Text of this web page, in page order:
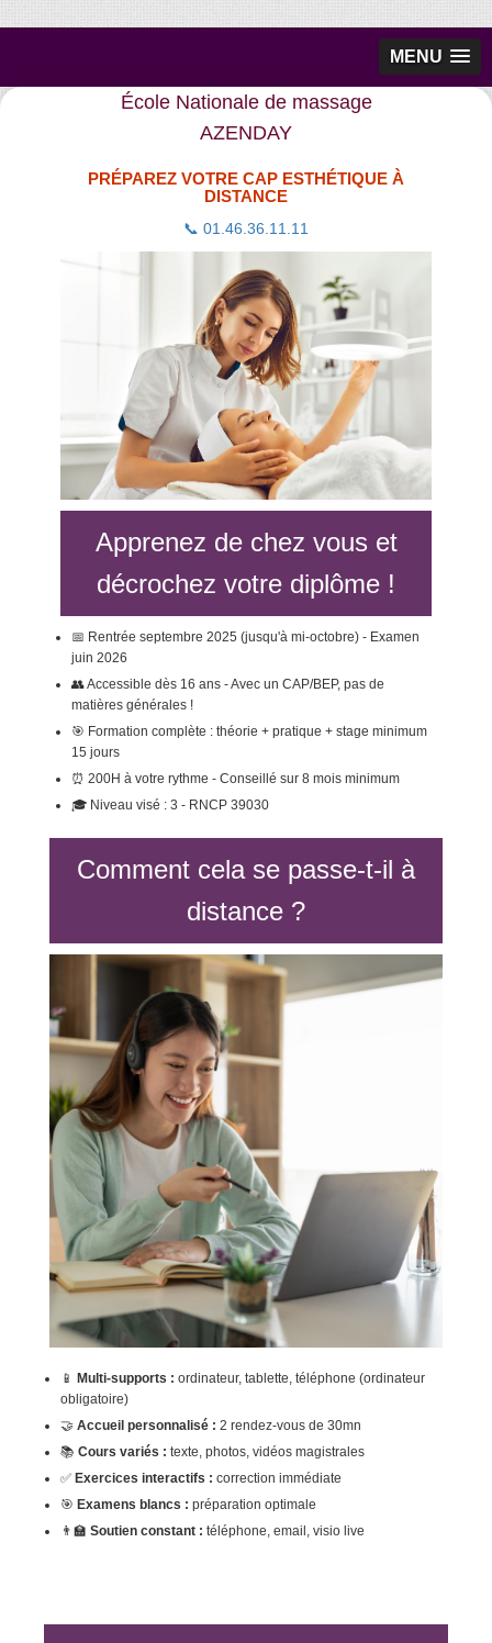
MENU
École Nationale de massage
AZENDAY
PRÉPAREZ VOTRE CAP ESTHÉTIQUE À
DISTANCE
📞 01.46.36.11.11
Apprenez de chez vous et
décrochez votre diplôme !
📅 Rentrée septembre 2025 (jusqu'à mi-octobre) - Examen
juin 2026
👥 Accessible dès 16 ans - Avec un CAP/BEP, pas de
matières générales !
🎯 Formation complète : théorie + pratique + stage minimum
15 jours
⏰ 200H à votre rythme - Conseillé sur 8 mois minimum
🎓 Niveau visé : 3 - RNCP 39030
Comment cela se passe-t-il à
distance ?
📱 Multi-supports : ordinateur, tablette, téléphone (ordinateur
obligatoire)
🤝 Accueil personnalisé : 2 rendez-vous de 30mn
📚 Cours variés : texte, photos, vidéos magistrales
✅ Exercices interactifs : correction immédiate
🎯 Examens blancs : préparation optimale
👨‍🏫 Soutien constant : téléphone, email, visio live